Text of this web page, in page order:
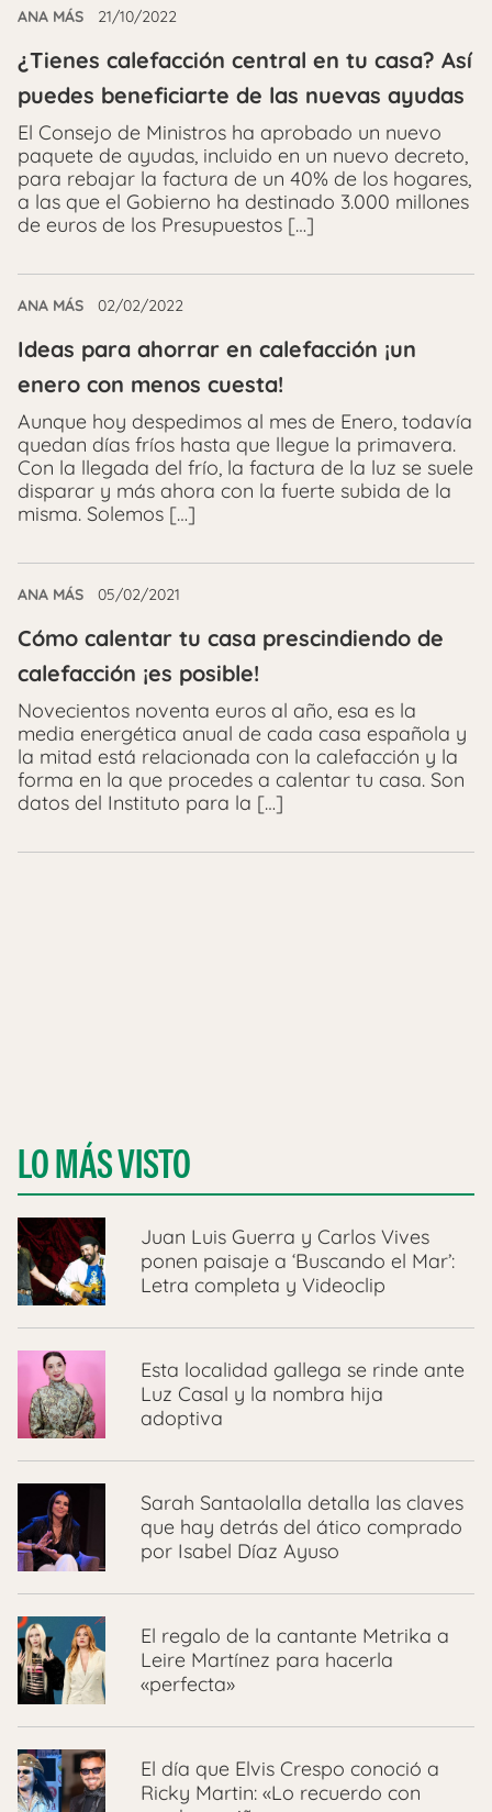
ANA MÁS 21/10/2022
¿Tienes calefacción central en tu casa? Así
puedes beneficiarte de las nuevas ayudas
El Consejo de Ministros ha aprobado un nuevo
paquete de ayudas, incluido en un nuevo decreto,
para rebajar la factura de un 40% de los hogares,
a las que el Gobierno ha destinado 3.000 millones
de euros de los Presupuestos […]
ANA MÁS 02/02/2022
Ideas para ahorrar en calefacción ¡un
enero con menos cuesta!
Aunque hoy despedimos al mes de Enero, todavía
quedan días fríos hasta que llegue la primavera.
Con la llegada del frío, la factura de la luz se suele
disparar y más ahora con la fuerte subida de la
misma. Solemos […]
ANA MÁS 05/02/2021
Cómo calentar tu casa prescindiendo de
calefacción ¡es posible!
Novecientos noventa euros al año, esa es la
media energética anual de cada casa española y
la mitad está relacionada con la calefacción y la
forma en la que procedes a calentar tu casa. Son
datos del Instituto para la […]
LO MÁS VISTO
Juan Luis Guerra y Carlos Vives
ponen paisaje a ‘Buscando el Mar’:
Letra completa y Videoclip
Esta localidad gallega se rinde ante
Luz Casal y la nombra hija
adoptiva
Sarah Santaolalla detalla las claves
que hay detrás del ático comprado
por Isabel Díaz Ayuso
El regalo de la cantante Metrika a
Leire Martínez para hacerla
«perfecta»
El día que Elvis Crespo conoció a
Ricky Martin: «Lo recuerdo con